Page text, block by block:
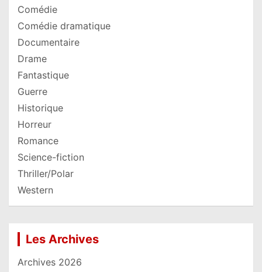
Comédie
Comédie dramatique
Documentaire
Drame
Fantastique
Guerre
Historique
Horreur
Romance
Science-fiction
Thriller/Polar
Western
Les Archives
Archives 2026